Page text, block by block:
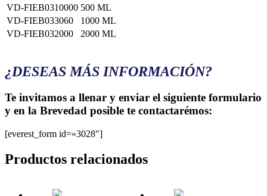
VD-FIEB0310000 500 ML
VD-FIEB033060
1000 ML
VD-FIEB032000
2000 ML
¿DESEAS MÁS INFORMACIÓN?
Te invitamos a llenar y enviar el siguiente formulario
y en la Brevedad posible te contactarémos:
[everest_form id=»3028″]
Productos relacionados